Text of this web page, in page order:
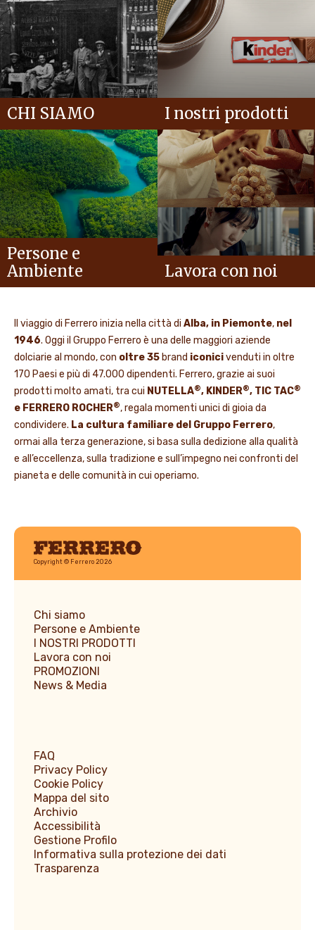
CHI SIAMO I nostri prodotti
Persone e
Ambiente
Lavora con noi
Il viaggio di Ferrero inizia nella città di Alba, in Piemonte, nel
1946. Oggi il Gruppo Ferrero è una delle maggiori aziende
dolciarie al mondo, con oltre 35brand iconicivenduti in oltre
170 Paesi e più di 47.000 dipendenti. Ferrero, grazie ai suoi
prodotti molto amati, tra cui NUTELLA®, KINDER®, TIC TAC®
e FERRERO ROCHER®, regala momenti unici di gioia da
condividere. La cultura familiare del Gruppo Ferrero,
ormai alla terza generazione, si basa sulla dedizione alla qualità
e all’eccellenza, sulla tradizione e sull’impegno nei confronti del
pianeta e delle comunità in cui operiamo.
Ferrero
Copyright © Ferrero 2026
Chi siamo
Persone e Ambiente
I NOSTRI PRODOTTI
Lavora con noi
PROMOZIONI
News & Media
FAQ
Privacy Policy
Cookie Policy
Mappa del sito
Archivio
Accessibilità
Gestione Profilo
Informativa sulla protezione dei dati
Trasparenza